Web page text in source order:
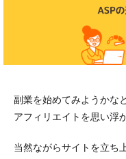
副業を始めてみようかな
アフィリエイトを思い浮
当然ながらサイトを立ち